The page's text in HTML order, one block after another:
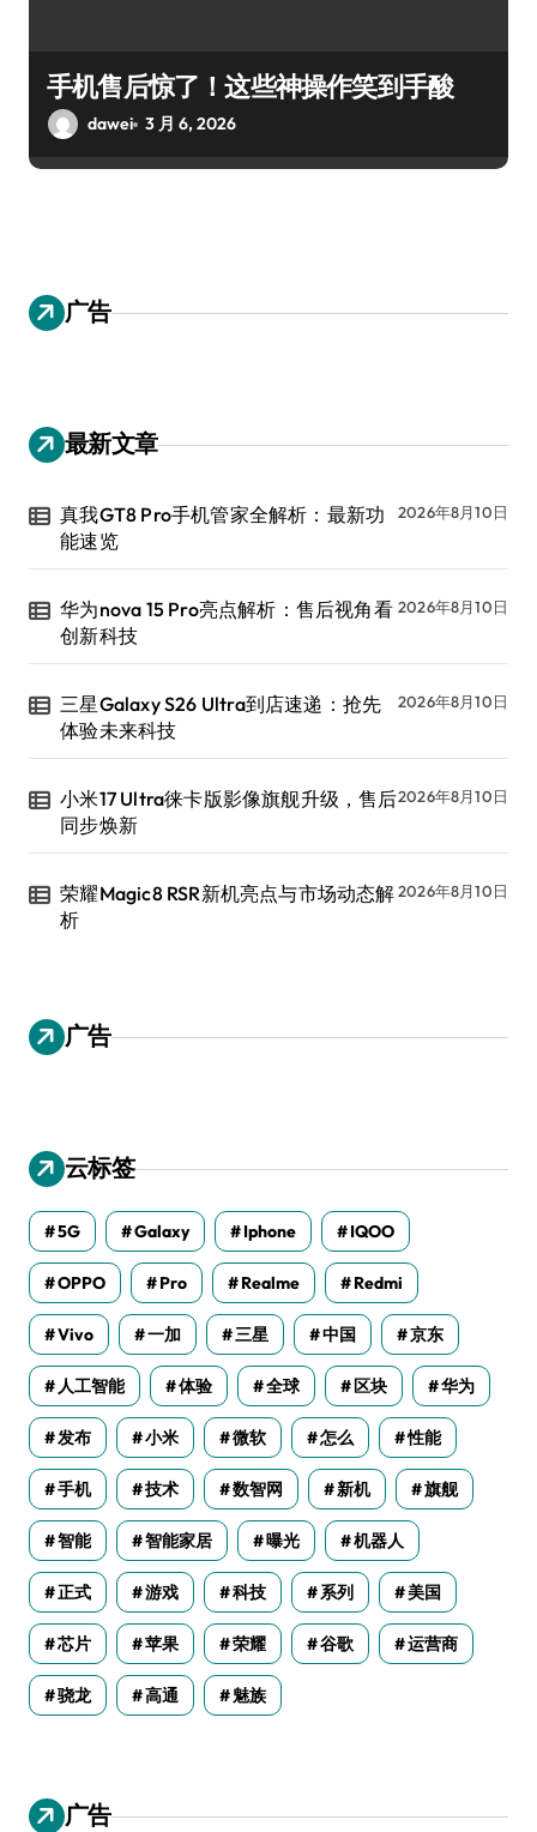
手机售后惊了！这些神操作笑到手酸
dawei 3 月 6, 2026
广告
最新文章
真我GT8 Pro手机管家全解析：最新功
能速览
2026年8月10日
华为nova 15 Pro亮点解析：售后视角看
创新科技
2026年8月10日
三星Galaxy S26 Ultra到店速递：抢先
体验未来科技
2026年8月10日
小米17 Ultra徕卡版影像旗舰升级，售后
同步焕新
2026年8月10日
荣耀Magic8 RSR新机亮点与市场动态解
析
2026年8月10日
广告
云标签
5G Galaxy Iphone IQOO
OPPO Pro Realme Redmi
Vivo 一加 三星 中国 京东
人工智能 体验 全球 区块 华为
发布 小米 微软 怎么 性能
手机 技术 数智网 新机 旗舰
智能 智能家居 曝光 机器人
正式 游戏 科技 系列 美国
芯片 苹果 荣耀 谷歌 运营商
骁龙 高通 魅族
广告